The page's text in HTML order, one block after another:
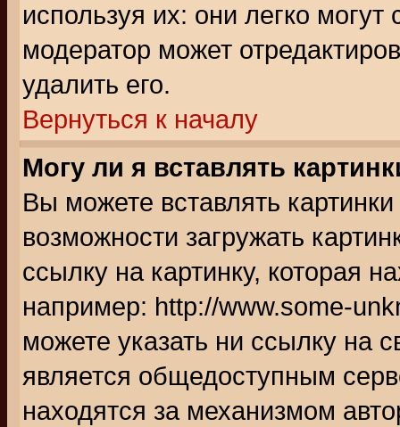
используя их: они легко
модератор может
удалить его.
Вернуться к началу
Могу ли я вставлять
Вы можете вставлять
возможности загружать
ссылку на картинку, которая
например: http://www.some-
можете указать ни ссылку на
является общедоступным
находятся за механизмом